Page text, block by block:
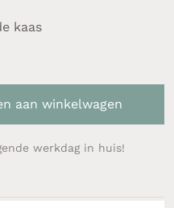
kaas
aan winkelwagen
werkdag in huis!